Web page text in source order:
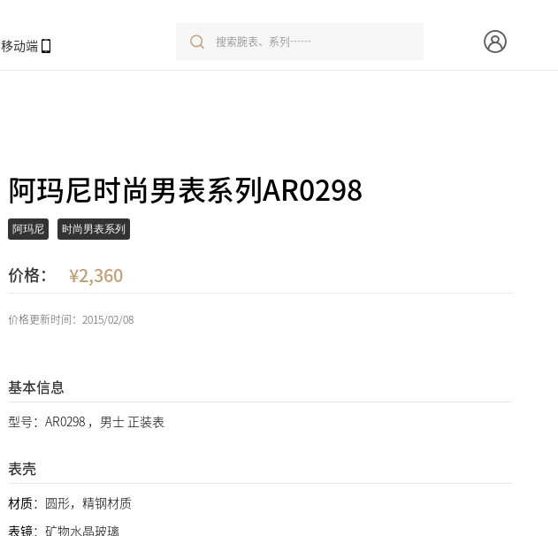
移动端
阿玛尼时尚男表系列AR0298
阿玛尼 时尚男表系列
价格： 2,360
价格更新时间：2015/02/08
基本信息
型号：AR0298 ，男士 正装表
表壳
材质：圆形，精钢材质
表镜：矿物水晶玻璃